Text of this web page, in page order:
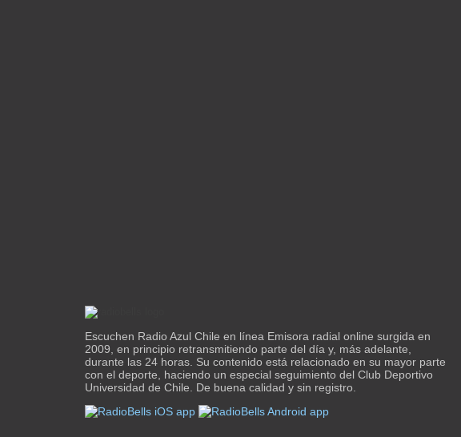
Escuchen Radio Azul Chile en línea Emisora radial online surgida en
2009, en principio retransmitiendo parte del día y, más adelante,
durante las 24 horas. Su contenido está relacionado en su mayor parte
con el deporte, haciendo un especial seguimiento del Club Deportivo
Universidad de Chile. De buena calidad y sin registro.